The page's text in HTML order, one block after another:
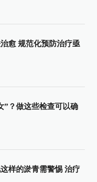
愈 规范化预防治疗亟
”？做这些检查可以确
样的淤青需警惕 治疗